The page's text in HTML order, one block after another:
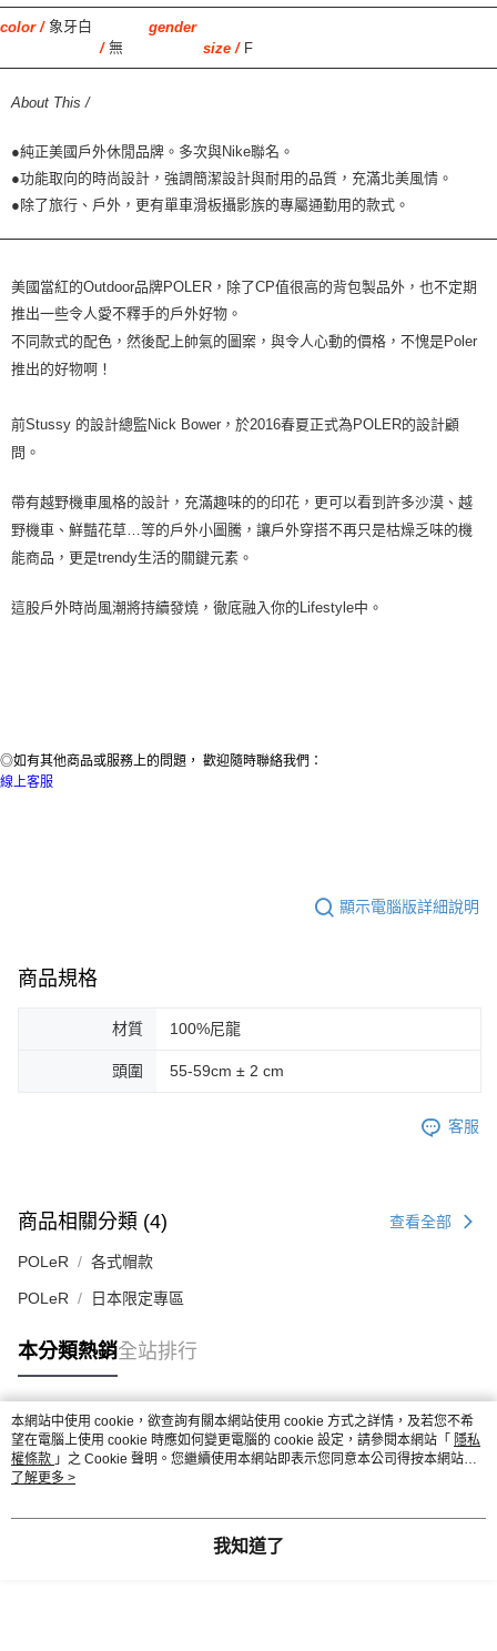
color / 象牙白
gender
/ 無 size / F
About This /
●純正美國戶外休閒品牌。多次與Nike聯名。
●功能取向的時尚設計，強調簡潔設計與耐用的品質，充滿北美風情。
●除了旅行、戶外，更有單車滑板攝影族的專屬通勤用的款式。
美國當紅的Outdoor品牌POLER ，除了CP值很高的背包製品外 ， 也不定期
推出一些令人愛不釋手的戶外好物。
不同款式的配色，然後配上帥氣的圖案，與令人心動的價格，不愧是Poler
推出的好物啊！
前Stussy 的設計總監Nick Bower ，於2016春夏正式為 POLER的設計顧
問。
帶有越野機車風格的設計，充滿趣味的的印花，更可以看到許多沙漠、越
野機車、鮮豔花草
等的戶外小圖騰，讓戶外穿搭不再只是枯燥乏味的機
能商品，更是trendy生活的關鍵元素。
這股戶外時尚風潮將持續發燒，徹底融入你的Lifestyle中 。
◎如有其他商品或服務上的問題， 歡迎隨時聯絡我們：
線上客服
顯示電腦版詳細說明
商品規格
材質 100%尼龍
頭圍 55-59cm ± 2 cm
客服
商品相關分類 (4) 查看全部
POLeR 各式帽款
POLeR 日本限定專區
本分類熱銷全站排行
熱門標籤
本網站中使用 cookie，欲查詢有關本網站使用 cookie 方式之詳情，及若您不希
望在電腦上使用 cookie 時應如何變更電腦的 cookie 設定，請參閱本網站「 隱私
權條款 」之 Cookie 聲明。您繼續使用本網站即表示您同意本公司得按本網站使
用條款之 Cookie 聲明使用 cookie。
了解更多 >
我知道了